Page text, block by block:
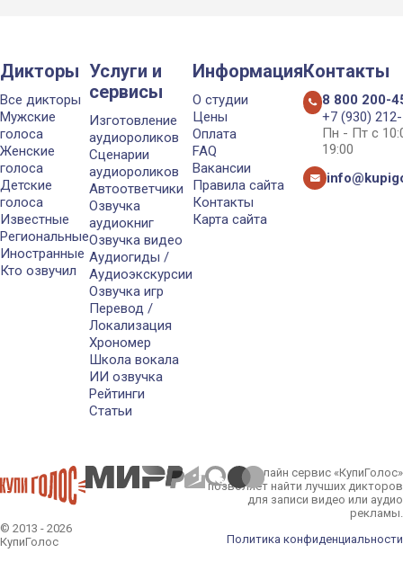
Дикторы
Все дикторы
Мужские
голоса
Женские
голоса
Детские
голоса
Известные
Региональные
Иностранные
Кто озвучил
Услуги и
сервисы
Изготовление
аудиороликов
Сценарии
аудиороликов
Автоответчики
Озвучка
аудиокниг
Озвучка видео
Аудиогиды /
Аудиоэкскурсии
Озвучка игр
Перевод /
Локализация
Хрономер
Школа вокала
ИИ озвучка
Рейтинги
Статьи
Информация
О студии
Цены
Оплата
FAQ
Вакансии
Правила сайта
Контакты
Карта сайта
Контакты
8 800 200-
+7 (930)
Пн - Пт с
19:00
© 2013 - 2026
КупиГолос
Онлайн сервис «КупиГолос»
позволяет найти лучших дикторов
для записи видео или аудио
рекламы.
Политика конфиденциальности